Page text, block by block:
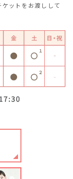
ットをお渡しして